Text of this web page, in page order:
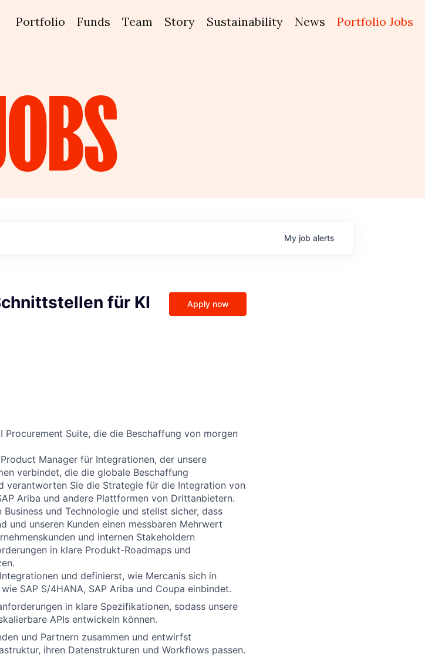
Portfolio Funds Team Story Sustainability News Portfolio Jobs
My job alerts
für KI
Apply now
Procurement Suite, die die Beschaffung von morgen
Product Manager für Integrationen, der unsere
verbindet, die die globale Beschaffung
verantworten Sie die Strategie für die Integration von
Ariba und andere Plattformen von Drittanbietern.
Business und Technologie und stellst sicher, dass
und unseren Kunden einen messbaren Mehrwert
und internen Stakeholdern
in klare Produkt-Roadmaps und
und definierst, wie Mercanis sich in
wie SAP S/4HANA, SAP Ariba und Coupa einbindet.
in klare Spezifikationen, sodass unsere
APIs entwickeln können.
und Partnern zusammen und entwirfst
ihren Datenstrukturen und Workflows passen.